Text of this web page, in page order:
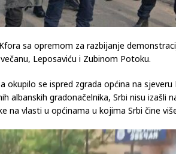
sa opremom za razbijanje
Leposaviću i Zubinom Potoku.
okupilo se ispred zgrada općina na
albanskih gradonačelnika, Srbi nisu izašli
na vlasti u općinama u kojima Srbi čine